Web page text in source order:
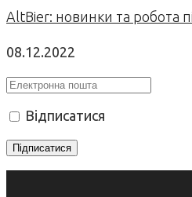
AltBier: новинки та робота
08.12.2022
Відписатися